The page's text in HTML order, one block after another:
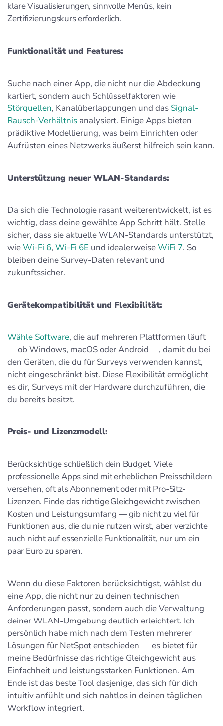
klare Visualisierungen, sinnvolle Menüs, kein
Zertifizierungskurs erforderlich.
Funktionalität und Features:
Suche nach einer App, die nicht nur die Abdeckung
kartiert, sondern auch Schlüsselfaktoren wie
Störquellen, Kanalüberlappungen und das Signal-
Rausch-Verhältnis analysiert. Einige Apps bieten
prädiktive Modellierung, was beim Einrichten oder
Aufrüsten eines Netzwerks äußerst hilfreich sein kann.
Unterstützung neuer WLAN-Standards:
Da sich die Technologie rasant weiterentwickelt, ist es
wichtig, dass deine gewählte App Schritt hält. Stelle
sicher, dass sie aktuelle WLAN-Standards unterstützt,
wieWi‑Fi 6, Wi‑Fi 6E und idealerweiseWiFi 7. So
bleiben deine Survey-Daten relevant und
zukunftssicher.
Gerätekompatibilität und Flexibilität:
Wähle Software, die auf mehreren Plattformen läuft
— ob Windows, macOS oder Android —, damit du bei
den Geräten, die du für Surveys verwenden kannst,
nicht eingeschränkt bist. Diese Flexibilität ermöglicht
es dir, Surveys mit der Hardware durchzuführen, die
du bereits besitzt.
Preis- und Lizenzmodell:
Berücksichtige schließlich dein Budget. Viele
professionelle Apps sind mit erheblichen Preisschildern
versehen, oft als Abonnement oder mit Pro-Sitz-
Lizenzen. Finde das richtige Gleichgewicht zwischen
Kosten und Leistungsumfang — gib nicht zu viel für
Funktionen aus, die du nie nutzen wirst, aber verzichte
auch nicht auf essenzielle Funktionalität, nur um ein
paar Euro zu sparen.
Wenn du diese Faktoren berücksichtigst, wählst du
eine App, die nicht nur zu deinen technischen
Anforderungen passt, sondern auch die Verwaltung
deiner WLAN-Umgebung deutlich erleichtert. Ich
persönlich habe mich nach dem Testen mehrerer
Lösungen für NetSpot entschieden — es bietet für
meine Bedürfnisse das richtige Gleichgewicht aus
Einfachheit und leistungsstarken Funktionen. Am
Ende ist das beste Tool dasjenige, das sich für dich
intuitiv anfühlt und sich nahtlos in deinen täglichen
Workflow integriert.